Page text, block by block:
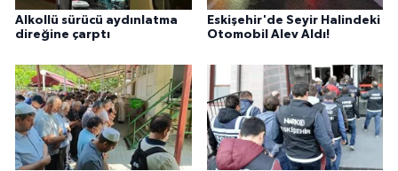
Alkollü sürücü aydınlatma
direğine çarptı
Eskişehir'de Seyir Halindeki
Otomobil Alev Aldı!